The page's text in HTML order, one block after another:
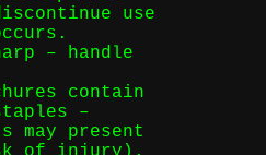
use
– handle
contain
–
may present